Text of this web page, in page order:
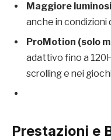
Maggiore
anche in condizioni
ProMotion (solo
adattivo fino a
scrolling e nei
Prestazioni e